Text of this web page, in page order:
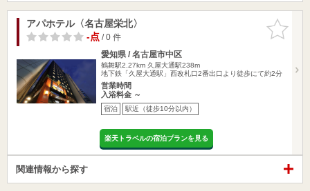
お気に入
りに追加
アパホテル〈名古屋栄北〉
-点/ 0 件
愛知県 / 名古屋市中区
鶴舞駅2.27km 久屋大通駅238m
地下鉄「久屋大通駅」西改札口2番出口より徒歩にて約2分
営業時間
入浴料金 ～
宿泊 駅近（徒歩10分以内）
楽天トラベルの宿泊プランを見る
関連情報から探す